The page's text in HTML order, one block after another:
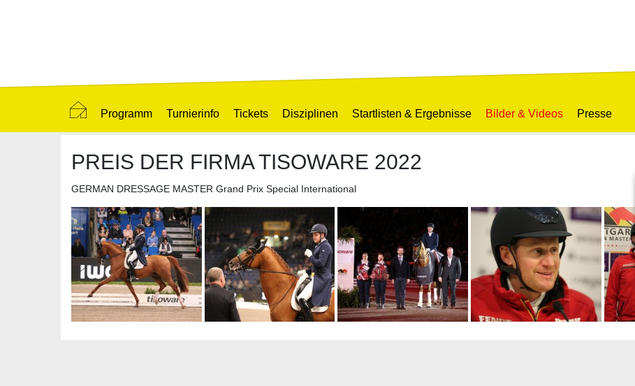
Programm Turnierinfo Tickets Disziplinen Startlisten & Ergebnisse Bilder & Videos Presse
PREIS DER FIRMA TISOWARE 2022
GERMAN DRESSAGE MASTER Grand Prix Special International